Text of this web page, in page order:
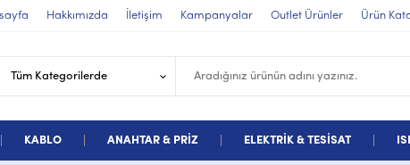
Hakkımızda İletişim Kampanyalar Outlet Ürünler Ürün
KABLO ANAHTAR & PRİZ ELEKTRİK & TESİSAT